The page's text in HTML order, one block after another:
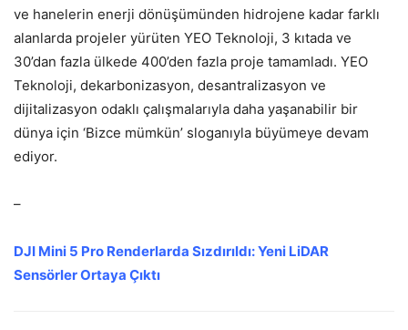
ve hanelerin enerji dönüşümünden hidrojene kadar farklı
alanlarda projeler yürüten YEO Teknoloji, 3 kıtada ve
30’dan fazla ülkede 400’den fazla proje tamamladı. YEO
Teknoloji, dekarbonizasyon, desantralizasyon ve
dijitalizasyon odaklı çalışmalarıyla daha yaşanabilir bir
dünya için ‘Bizce mümkün’ sloganıyla büyümeye devam
ediyor.
–
DJI Mini 5 Pro Renderlarda Sızdırıldı: Yeni LiDAR
Sensörler Ortaya Çıktı